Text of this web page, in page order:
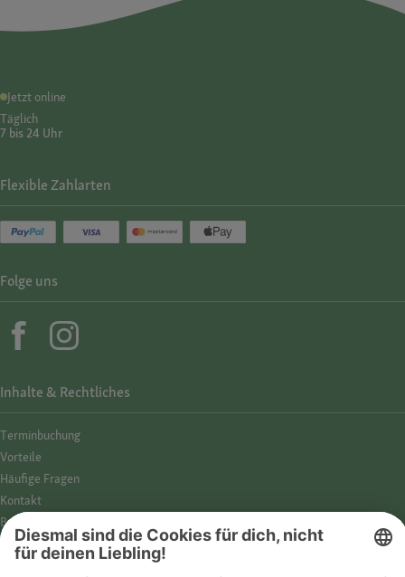
Jetzt online
Täglich
7 bis 24 Uhr
Inhalte & Rechtliches
Termin­buchung
Vorteile
Häufige Fragen
Kontakt
Barrierefreiheit
Impressum
Datenschutz­hinweise
Flexible Zahlarten
Folge uns